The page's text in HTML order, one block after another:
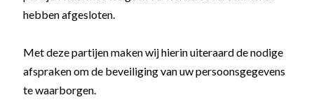
hebben afgesloten.
Met deze partijen maken wij hierin uiteraard de nodige
afspraken om de beveiliging van uw persoonsgegevens
te waarborgen.